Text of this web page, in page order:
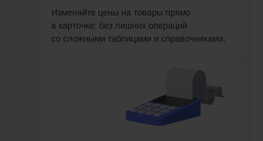
Изменяйте цены на товары прямо
в карточке: без лишних операций
со сложными таблицами и справочниками.